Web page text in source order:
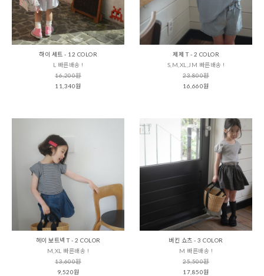
하이 세트 - 12 COLOR
L 빠른배송 !
16,200원
11,340원
제제 T - 2 COLOR
S,M,XL,JM 빠른배송 !
23,800원
16,660원
헤이 보트넥 T - 2 COLOR
M,XL 빠른배송 !
13,600원
9,520원
버킨 쇼츠 - 3 COLOR
M 빠른배송 !
25,500원
17,850원